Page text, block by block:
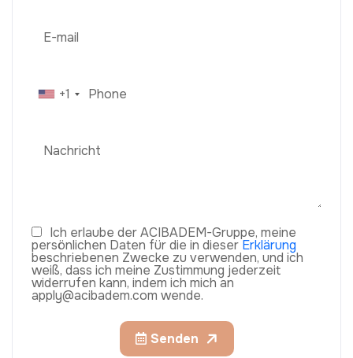
+1
Ich erlaube der ACIBADEM-Gruppe, meine
persönlichen Daten für die in dieser Erklärung
beschriebenen Zwecke zu verwenden, und ich
weiß, dass ich meine Zustimmung jederzeit
widerrufen kann, indem ich mich an
apply@acibadem.com wende.
Senden